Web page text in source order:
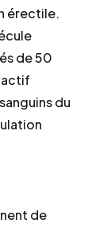
érectile.
de 50
actif
du
de